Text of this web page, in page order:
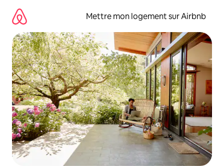
directement
contenu
Mettre mon logement sur Airbnb